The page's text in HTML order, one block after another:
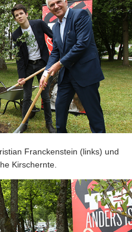
Franckenstein (links) und
Kirschernte.